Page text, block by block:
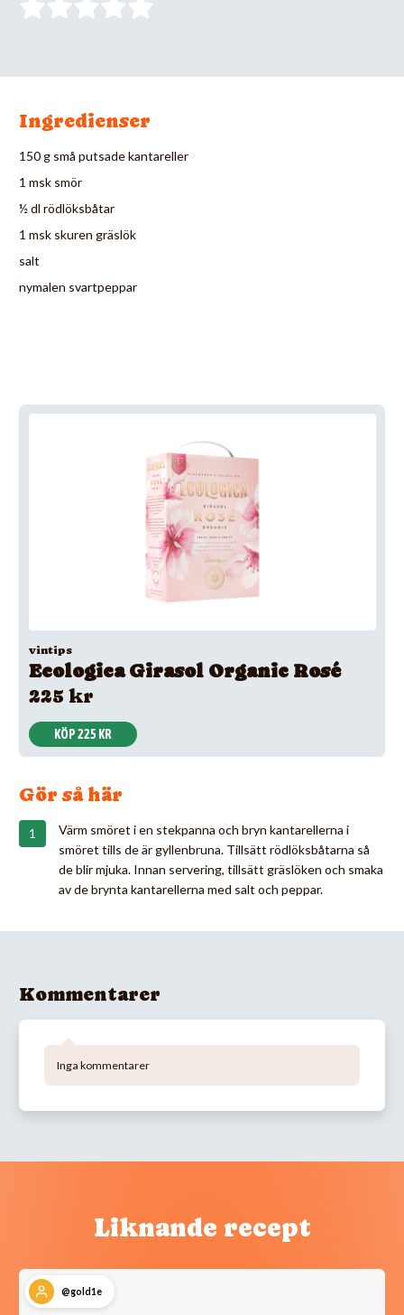
Ingredienser
150 g små putsade kantareller
1 msk smör
½ dl rödlöksbåtar
1 msk skuren gräslök
salt
nymalen svartpeppar
vintips
Ecologica Girasol Organic Rosé
225 kr
KÖP 225 KR
Gör så här
Värm smöret i en stekpanna och bryn kantarellerna i
smöret tills de är gyllenbruna. Tillsätt rödlöksbåtarna så
de blir mjuka. Innan servering, tillsätt gräslöken och smaka
av de brynta kantarellerna med salt och peppar.
Kommentarer
Inga kommentarer
Liknande recept
@gold1e